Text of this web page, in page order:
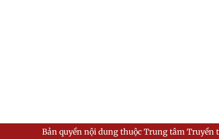
Bản quyền nội dung thuộc Trung tâm Truyền thông -